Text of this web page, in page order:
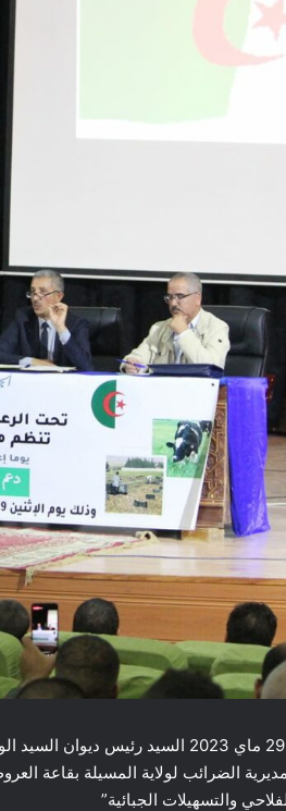
المسيلة/ أشرف صبيحة اليوم الاثنين 29 ماي
الضرائب لولاية المسيلة بقاعة
والتسهيلات الجبائية”